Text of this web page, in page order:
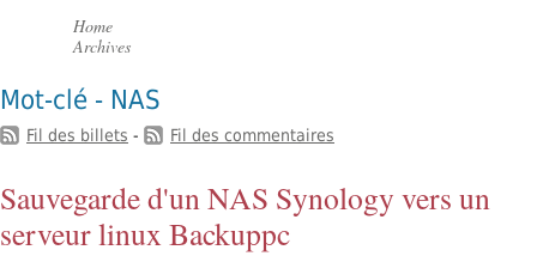
Home
Archives
Mot-clé - NAS
Fil des billets - Fil des commentaires
Sauvegarde d'un NAS Synology vers un
serveur linux Backuppc